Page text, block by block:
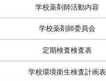
学校薬剤師活動内容
学校薬剤師委員会
定期検査検査表
学校環境衛生検査計画表